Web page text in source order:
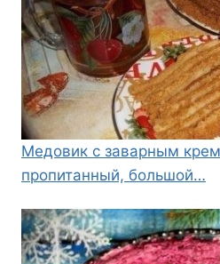
Медовик с заварным
пропитанный, большой…